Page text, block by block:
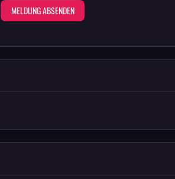
MELDUNG ABSENDEN